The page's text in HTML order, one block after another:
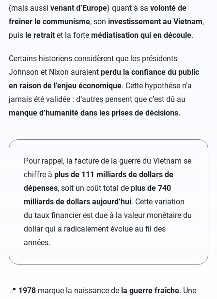
(mais aussi venant d’Europe) quant à sa volonté de
freiner le communisme, son investissement au Vietnam,
puis le retrait et la forte médiatisation qui en découle.
Certains historiens considèrent que les présidents
Johnson et Nixon auraient perdu la confiance du public
en raison de l’enjeu économique. Cette hypothèse n’a
jamais été validée : d’autres pensent que c’est dû au
manque d’humanité dans les prises de décisions.
Pour rappel, la facture de la guerre du Vietnam se
chiffre à plus de 111 milliards de dollars de
dépenses, soit un coût total de p lus de 740
milliards de dollars aujourd’hui. Cette variation
du taux financier est due à la valeur monétaire du
dollar qui a radicalement évolué au fil des
années.
📍 1978 marque la naissance de la guerre fraîche. Une